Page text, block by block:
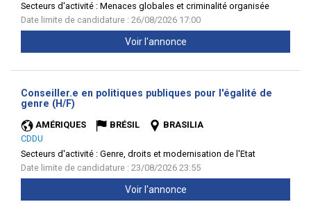
Secteurs d'activité : Menaces globales et criminalité organisée
Date limite de candidature : 26/08/2026 17:00
Voir l'annonce
Conseiller.e en politiques publiques pour l'égalité de
genre (H/F)
AMÉRIQUES BRÉSIL
BRASILIA
CDDU
Secteurs d'activité : Genre, droits et modernisation de l'Etat
Date limite de candidature : 23/08/2026 23:55
Voir l'annonce